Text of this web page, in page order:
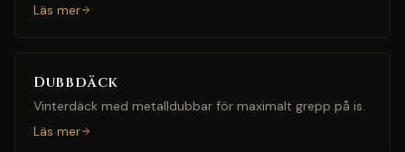
Läs mer
Dubbdäck
Vinterdäck med metalldubbar för maximalt grepp på is.
Läs mer